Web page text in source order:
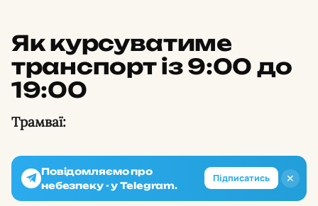
Як курсуватиме
транспорт із 9:00 до
19:00
Трамваї:
✕
Повідомляємо про
небезпеку - у Telegram.
Підписатись